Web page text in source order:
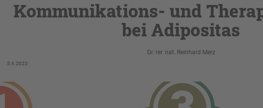
Kommunikations- und
bei Adipositas
Dr. rer. nat. Reinhard Merz
5.6.2023